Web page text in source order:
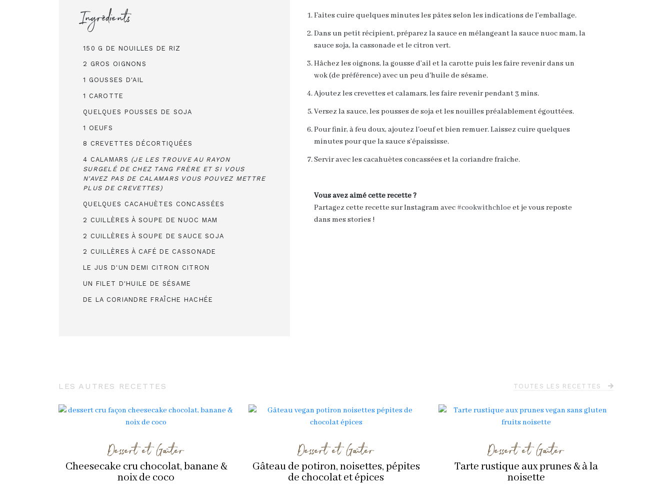
Ingrédients
150 G DE NOUILLES DE RIZ
2 GROS OIGNONS
1 GOUSSES D'AIL
1 CAROTTE
QUELQUES POUSSES DE SOJA
1 OEUFS
8 CREVETTES DÉCORTIQUÉES
4 CALAMARS (JE LES TROUVE AU RAYON
SURGELÉ DE CHEZ TANG FRÈRE ET SI VOUS
N'AVEZ PAS DE CALAMARS VOUS POUVEZ METTRE
PLUS DE CREVETTES)
QUELQUES CACAHUÈTES CONCASSÉES
2 CUILLÈRES À SOUPE DE NUOC MAM
2 CUILLÈRES À SOUPE DE SAUCE SOJA
2 CUILLÈRES À CAFÉ DE CASSONADE
LE JUS D'UN DEMI CITRON CITRON
UN FILET D'HUILE DE SÉSAME
DE LA CORIANDRE FRAÎCHE HACHÉE
Faites cuire quelques minutes les pâtes selon les indications de l’emballage.
Dans un petit récipient, préparez la sauce en mélangeant la sauce nuoc mam, la
sauce soja, la cassonade et le citron vert.
Hâchez les oignons, la gousse d’ail et la carotte puis les faire revenir dans un
wok (de préférence) avec un peu d'huile de sésame.
Ajoutez les crevettes et calamars, les faire revenir pendant 3 mins.
Versez la sauce, les pousses de soja et les nouilles préalablement égouttées.
Pour finir, à feu doux, ajoutez l'oeuf et bien remuer. Laissez cuire quelques
minutes pour que la sauce s’épaississe.
Servir avec les cacahuètes concassées et la coriandre fraîche.
Vous avez aimé cette recette ?
Partagez cette recette sur Instagram avec #cookwithchloe et je vous reposte
dans mes stories !
LES AUTRES RECETTES TOUTES LES RECETTES
Dessert et Goûter
Cheesecake cru chocolat, banane &
noix de coco
Dessert et Goûter
Gâteau de potiron, noisettes, pépites
de chocolat et épices
Dessert et Goûter
Tarte rustique aux prunes & à la
noisette